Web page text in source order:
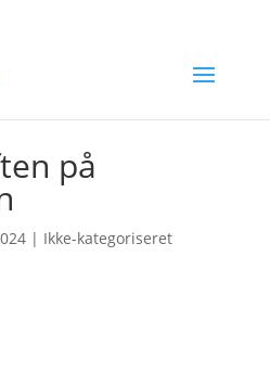
på
| Ikke-kategoriseret